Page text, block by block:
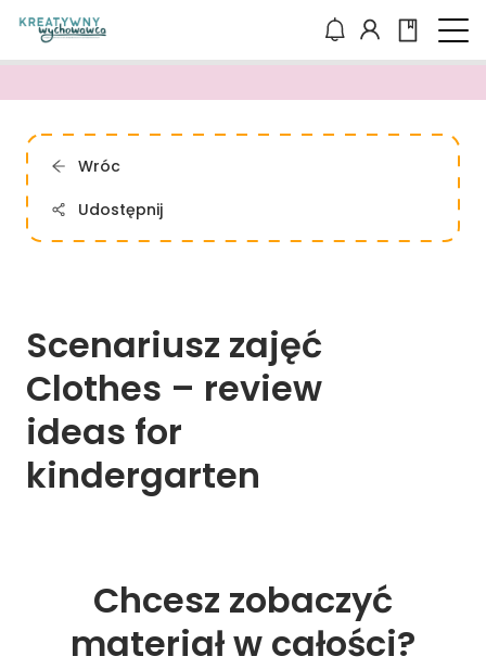
Wróc
Udostępnij
Scenariusz zajęć
Clothes – review
ideas for
kindergarten
Chcesz zobaczyć
materiał w całości?